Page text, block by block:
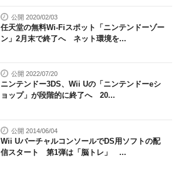
公開 2020/02/03
任天堂の無料Wi-Fiスポット「ニンテンドーゾー
ン」2月末で終了へ ネット環境を...
公開 2022/07/20
ニンテンドー3DS、Wii Uの「ニンテンドーeシ
ョップ」が段階的に終了へ 20...
公開 2014/06/04
Wii UバーチャルコンソールでDS用ソフトの配
信スタート 第1弾は「脳トレ」 ...